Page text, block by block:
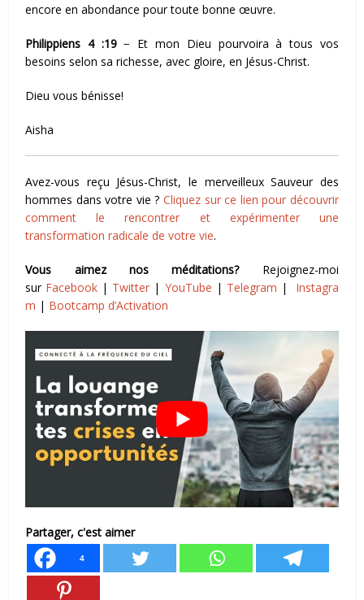
encore en abondance pour toute bonne œuvre.
Philippiens 4 :19− Et mon Dieu pourvoira à tous vos
besoins selon sa richesse, avec gloire, en Jésus-Christ.
Dieu vous bénisse!
Aisha
Avez-vous reçu Jésus-Christ, le merveilleux Sauveur des
hommes dans votre vie ? Cliquez sur ce lien pour découvrir
comment le rencontrer et expérimenter une
transformation radicale de votre vie.
Vous aimez nos méditations? Rejoignez-moi
sur Facebook | Twitter | YouTube | Telegram | Instagra
m | Bootcamp d’Activation
Partager, c'est aimer
4